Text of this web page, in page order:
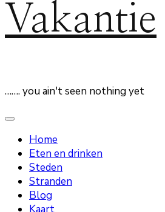
Vakantie
……. you ain't seen nothing yet
Home
Eten en drinken
Steden
Stranden
Blog